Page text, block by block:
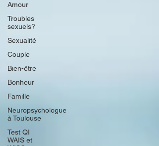
Amour
Troubles
sexuels?
Sexualité
Couple
Bien-être
Bonheur
Famille
Neuropsychologue
à Toulouse
Test QI
WAIS et